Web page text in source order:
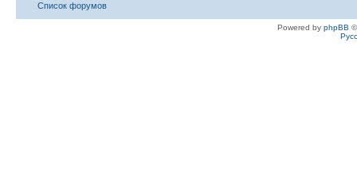
Список форумов
Powered by phpBB